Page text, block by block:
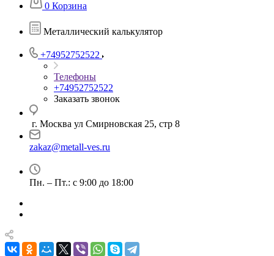
0 Корзина
Металлический калькулятор
+74952752522
Телефоны
+74952752522
Заказать звонок
г. Москва ул Смирновская 25, стр 8
zakaz@metall-ves.ru
Пн. – Пт.: с 9:00 до 18:00